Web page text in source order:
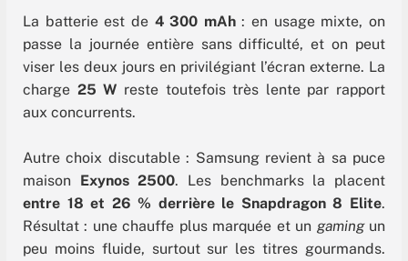
La batterie est de 4 300 mAh: en usage mixte, on
passe la journée entière sans difficulté, et on peut
viser les deux jours en privilégiant l’écran externe. La
charge 25 W reste toutefois très lente par rapport
aux concurrents.
Autre choix discutable : Samsung revient à sa puce
maison Exynos 2500. Les benchmarks la placent
entre 18 et 26 % derrière le Snapdragon 8 Elite.
Résultat : une chauffe plus marquée et un gamingun
peu moins fluide, surtout sur les titres gourmands.